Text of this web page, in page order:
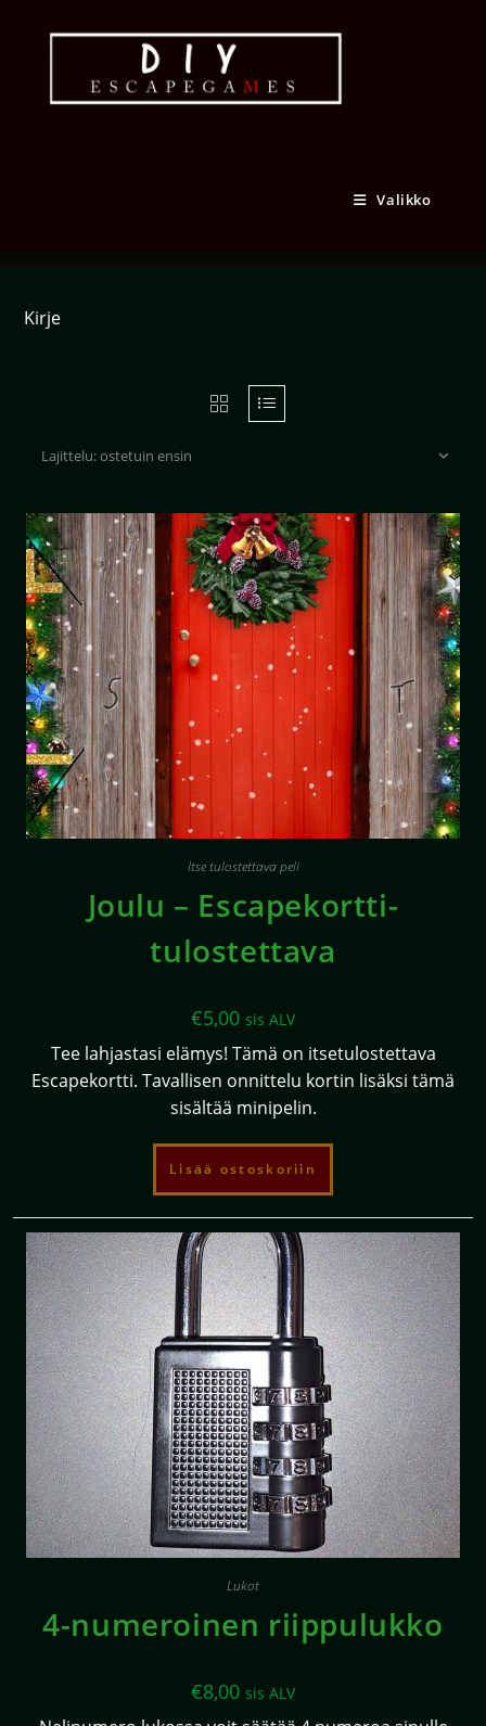
suoraan
Valikko
Kirje
Lajittelu: ostetuin ensin
Itse tulostettava peli
Joulu – Escapekortti-
tulostettava
€5,00 sis ALV
Tee lahjastasi elämys! Tämä on itsetulostettava
Escapekortti. Tavallisen onnittelu kortin lisäksi tämä
sisältää minipelin.
Lisää ostoskoriin
Lukot
4-numeroinen riippulukko
€8,00 sis ALV